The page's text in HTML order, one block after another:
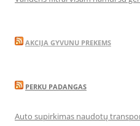
AKCIJA GYVUNU PREKEMS
PERKU PADANGAS
Auto supirkimas naudotų